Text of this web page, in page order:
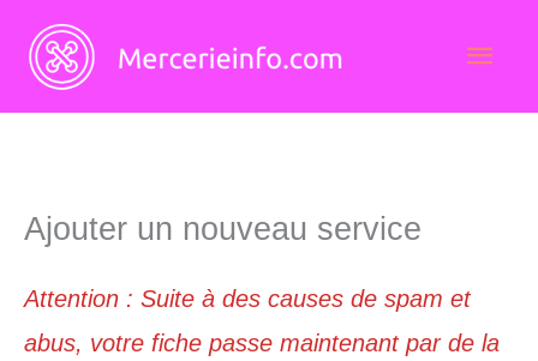
contenu
Ajouter un nouveau service
Attention : Suite à des causes de spam et
abus, votre fiche passe maintenant par de la